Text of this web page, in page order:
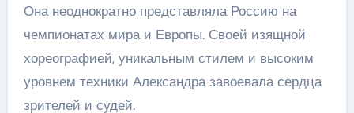
Она неоднократно представляла Россию на
чемпионатах мира и Европы. Своей изящной
хореографией, уникальным стилем и высоким
уровнем техники Александра завоевала сердца
зрителей и судей.